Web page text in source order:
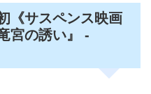
《サスペンス映画
宮の誘い』 -